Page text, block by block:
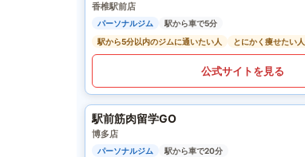
香椎駅前店
パーソナルジム
駅から車で5分
駅から5分以内のジムに通いたい人
とにかく痩せたい人
公式サイトを見る
駅前筋肉留学GO
博多店
パーソナルジム
駅から車で20分